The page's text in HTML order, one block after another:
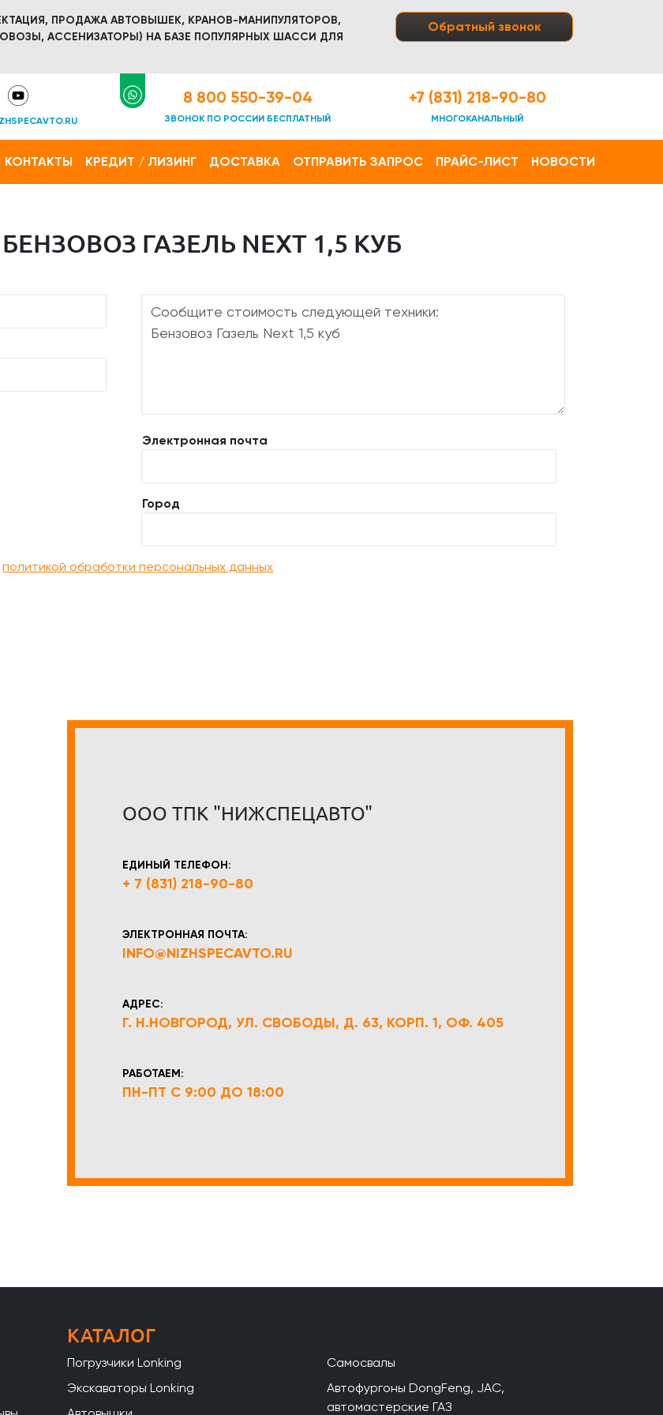
ПРОДАЖА АВТОВЫШЕК, КРАНОВ-МАНИПУЛЯТОРОВ,
АССЕНИЗАТОРЫ) НА БАЗЕ ПОПУЛЯРНЫХ ШАССИ ДЛЯ
Обратный звонок
8 800 550-39-04
ЗВОНОК ПО РОССИИ БЕСПЛАТНЫЙ
+7 (831) 218-90-80
МНОГОКАНАЛЬНЫЙ
КОНТАКТЫ КРЕДИТ / ЛИЗИНГ ДОСТАВКА ОТПРАВИТЬ ЗАПРОС ПРАЙС-ЛИСТ НОВОСТИ
ГАЗЕЛЬ NEXT 1,5 КУБ
Электронная почта
Город
политикой обработки персональных данных
ООО ТПК "НИЖСПЕЦАВТО"
ЕДИНЫЙ ТЕЛЕФОН:
+ 7 (831) 218-90-80
ЭЛЕКТРОННАЯ ПОЧТА:
INFO@NIZHSPECAVTO.RU
АДРЕС:
Г. Н.НОВГОРОД, УЛ. СВОБОДЫ, Д. 63, КОРП. 1, ОФ. 405
РАБОТАЕМ:
ПН-ПТ С 9:00 ДО 18:00
КАТАЛОГ
Погрузчики Lonking
Экскаваторы Lonking
Самосвалы
Автофургоны DongFeng, JAC,
автомастерские ГАЗ